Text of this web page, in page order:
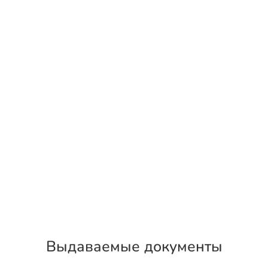
Выдаваемые документы